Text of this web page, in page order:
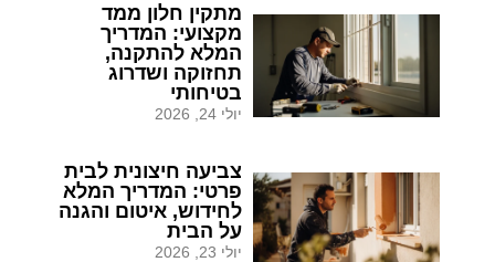
מתקין חלון ממד
מקצועי: המדריך
המלא להתקנה,
תחזוקה ושדרוג
בטיחותי
יולי 24, 2026
צביעה חיצונית לבית
פרטי: המדריך המלא
לחידוש, איטום והגנה
על הבית
יולי 23, 2026